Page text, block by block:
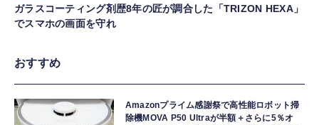
ガラスコーティング剤歴8年の匠が調合した「TRIZON HEXA」
でスマホの画面を守れ
おすすめ
Amazonプライム感謝祭で高性能ロボット掃
除機MOVA P50 Ultraが半額＋さらに5％オ